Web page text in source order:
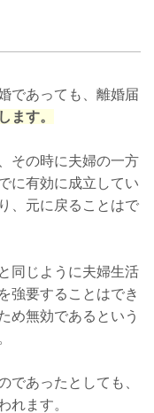
であっても、離婚届
ます。
その時に夫婦の一方
に有効に成立してい
、元に戻ることはで
同じように夫婦生活
強要することはでき
め無効であるという
であったとしても、
れます。